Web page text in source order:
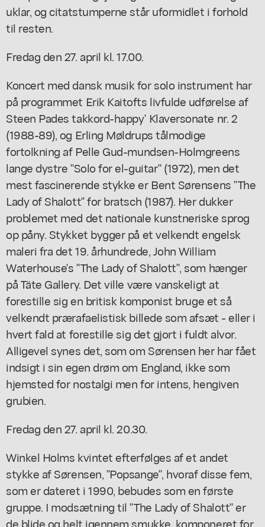
uklar, og citatstumperne står uformidlet i forhold
til resten.
Fredag den 27. april kl. 17.00.
Koncert med dansk musik for solo instrument har
på programmet Erik Kaitofts livfulde udførelse af
Steen Pades takkord-happy' Klaversonate nr. 2
(1988-89), og Erling Møldrups tålmodige
fortolkning af Pelle Gud-mundsen-Holmgreens
lange dystre "Solo for el-guitar" (1972), men det
mest fascinerende stykke er Bent Sørensens "The
Lady of Shalott" for bratsch (1987). Her dukker
problemet med det nationale kunstneriske sprog
op påny. Stykket bygger på et velkendt engelsk
maleri fra det 19. århundrede, John William
Waterhouse's "The Lady of Shalott", som hænger
på Täte Gallery. Det ville være vanskeligt at
forestille sig en britisk komponist bruge et så
velkendt prærafaelistisk billede som afsæt - eller i
hvert fald at forestille sig det gjort i fuldt alvor.
Alligevel synes det, som om Sørensen her har fået
indsigt i sin egen drøm om England, ikke som
hjemsted for nostalgi men for intens, hengiven
grubien.
Fredag den 27. april kl. 20.30.
Winkel Holms kvintet efterfølges af et andet
stykke af Sørensen, "Popsange", hvoraf disse fem,
som er dateret i 1990, bebudes som en første
gruppe. I modsætning til "The Lady of Shalott" er
de blide og helt igennem smukke, komponeret for